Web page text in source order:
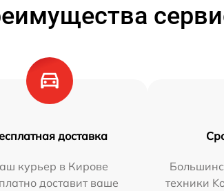
доставка
курьер в Кирове
доставит ваше
техники